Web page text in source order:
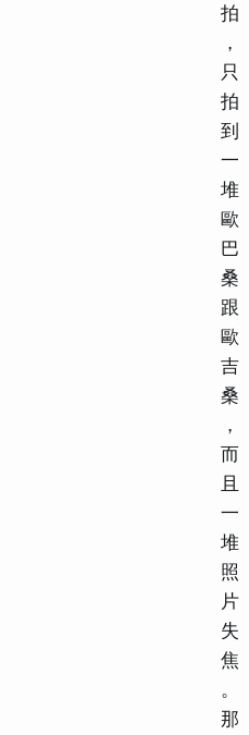
拍
，
只
拍
到
一
堆
歐
巴
桑
跟
歐
吉
桑
，
而
且
一
堆
照
片
失
焦
。
那